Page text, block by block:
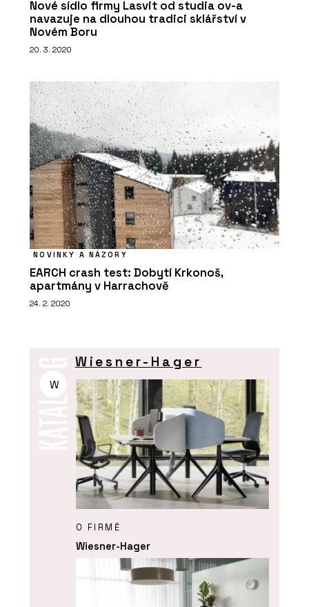
Nové sídlo firmy Lasvit od studia ov-a
navazuje na dlouhou tradici sklářství v
Novém Boru
20. 3. 2020
NOVINKY A NÁZORY
EARCH crash test: Dobytí Krkonoš,
apartmány v Harrachově
24. 2. 2020
W
Wiesner-Hager
O FIRMĚ
Wiesner-Hager